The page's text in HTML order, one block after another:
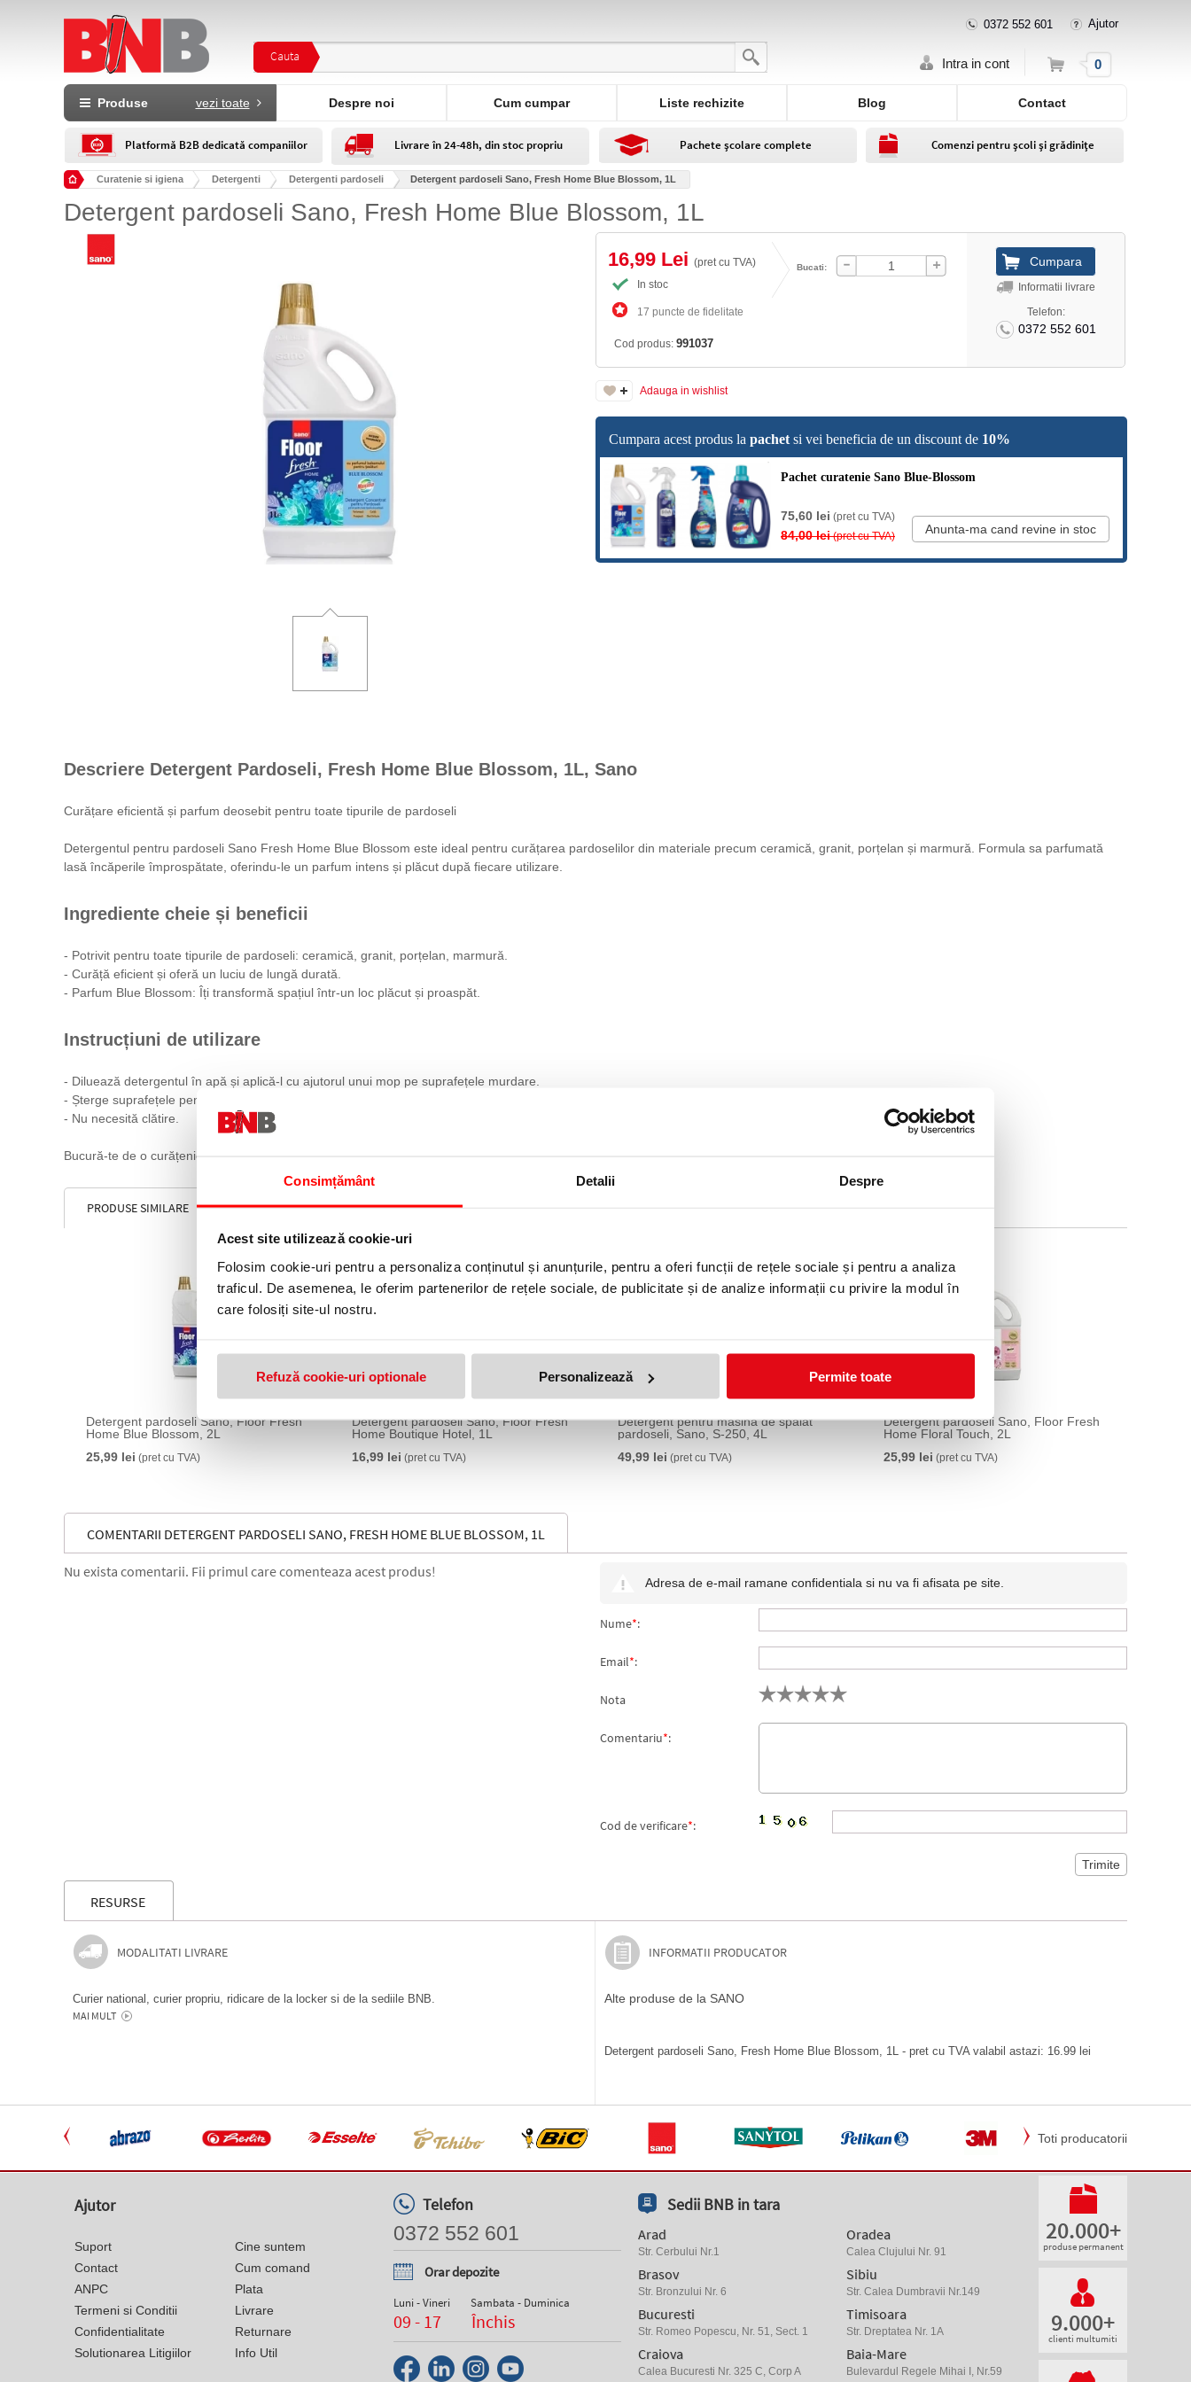
Consimțământ Detalii Despre
Acest site utilizează cookie-uri
Folosim cookie-uri pentru a personaliza conținutul și anunțurile, pentru a oferi funcții de rețele sociale și pentru a analiza
traficul. De asemenea, le oferim partenerilor de rețele sociale, de publicitate și de analize informații cu privire la modul în
care folosiți site-ul nostru.
Refuză cookie-uri optionale Personalizează Permite toate
Cauta
0372 552 601 Ajutor
Intra in cont Cos 0
Produse vezi toate Despre noi Cum cumpar Liste rechizite Blog Contact
Platformă B2B dedicată companiilor Livrare în 24-48h, din stoc propriu Pachete școlare complete Comenzi pentru școli și grădinițe
Curatenie si igiena Detergenti Detergenti pardoseli Detergent pardoseli Sano, Fresh Home Blue Blossom, 1L
Detergent pardoseli Sano, Fresh Home Blue Blossom, 1L
16,99 Lei (pret cu TVA)
In stoc
17 puncte de fidelitate
Bucati:
Cod produs: 991037
Informatii livrare
Telefon:
0372 552 601
Adauga in wishlist
Cumpara acest produs la pachet si vei beneficia de un discount de 10%
Pachet curatenie Sano Blue-Blossom
75,60 lei (pret cu TVA)
84,00 lei(pret cu TVA) Anunta-ma cand revine in stoc
Descriere Detergent Pardoseli, Fresh Home Blue Blossom, 1L, Sano
Curățare eficientă și parfum deosebit pentru toate tipurile de pardoseli
Detergentul pentru pardoseli Sano Fresh Home Blue Blossom este ideal pentru curățarea pardoselilor din materiale precum ceramică, granit, porțelan și marmură. Formula sa parfumată
lasă încăperile împrospătate, oferindu-le un parfum intens și plăcut după fiecare utilizare.
Ingrediente cheie și beneficii
- Potrivit pentru toate tipurile de pardoseli: ceramică, granit, porțelan, marmură.
- Curăță eficient și oferă un luciu de lungă durată.
- Parfum Blue Blossom: Îți transformă spațiul într-un loc plăcut și proaspăt.
Instrucțiuni de utilizare
- Diluează detergentul în apă și aplică-l cu ajutorul unui mop pe suprafețele murdare.
- Șterge suprafețele pentru a obține o curățenie strălucitoare.
- Nu necesită clătire.
Bucură-te de o curățenie impecabilă și de un parfum plăcut cu detergentul Sano Fresh Home Blue Blossom!
PRODUSE SIMILARE
Detergent pardoseli Sano, Floor Fresh
Home Blue Blossom, 2L
25,99 lei (pret cu TVA)
Detergent pardoseli Sano, Floor Fresh
Home Boutique Hotel, 1L
16,99 lei (pret cu TVA)
Detergent pentru masina de spalat
pardoseli, Sano, S-250, 4L
49,99 lei (pret cu TVA)
Detergent pardoseli Sano, Floor Fresh
Home Floral Touch, 2L
25,99 lei (pret cu TVA)
COMENTARII DETERGENT PARDOSELI SANO, FRESH HOME BLUE BLOSSOM, 1L
Nu exista comentarii. Fii primul care comenteaza acest produs!
Adresa de e-mail ramane confidentiala si nu va fi afisata pe site.
Nume*:
Email*:
Nota
Comentariu*:
Cod de verificare*:
RESURSE
MODALITATI LIVRARE
Curier national, curier propriu, ridicare de la locker si de la sediile BNB.
MAI MULT
INFORMATII PRODUCATOR
Alte produse de la SANO
Detergent pardoseli Sano, Fresh Home Blue Blossom, 1L - pret cu TVA valabil astazi: 16.99 lei
Toti producatorii
Ajutor
Suport
Contact
ANPC
Termeni si Conditii
Confidentialitate
Solutionarea Litigiilor
Cine suntem
Cum comand
Plata
Livrare
Returnare
Info Util
Telefon
0372 552 601
Orar depozite
Luni - Vineri
09 - 17
Sambata - Duminica
Închis
Sedii BNB in tara
Arad
Str. Cerbului Nr.1
Brasov
Str. Bronzului Nr. 6
Bucuresti
Str. Romeo Popescu, Nr. 51, Sect. 1
Craiova
Calea Bucuresti Nr. 325 C, Corp A
Oradea
Calea Clujului Nr. 91
Sibiu
Str. Calea Dumbravii Nr.149
Timisoara
Str. Dreptatea Nr. 1A
Baia-Mare
Bulevardul Regele Mihai I, Nr.59
20.000+
produse permanent
9.000+
clienti multumiti